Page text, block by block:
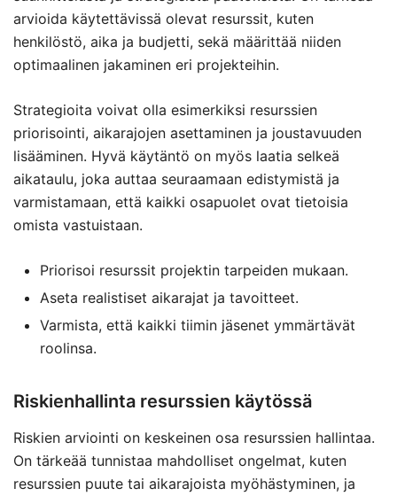
arvioida käytettävissä olevat resurssit, kuten
henkilöstö, aika ja budjetti, sekä määrittää niiden
optimaalinen jakaminen eri projekteihin.
Strategioita voivat olla esimerkiksi resurssien
priorisointi, aikarajojen asettaminen ja joustavuuden
lisääminen. Hyvä käytäntö on myös laatia selkeä
aikataulu, joka auttaa seuraamaan edistymistä ja
varmistamaan, että kaikki osapuolet ovat tietoisia
omista vastuistaan.
Priorisoi resurssit projektin tarpeiden mukaan.
Aseta realistiset aikarajat ja tavoitteet.
Varmista, että kaikki tiimin jäsenet ymmärtävät
roolinsa.
Riskienhallinta resurssien käytössä
Riskien arviointi on keskeinen osa resurssien hallintaa.
On tärkeää tunnistaa mahdolliset ongelmat, kuten
resurssien puute tai aikarajoista myöhästyminen, ja